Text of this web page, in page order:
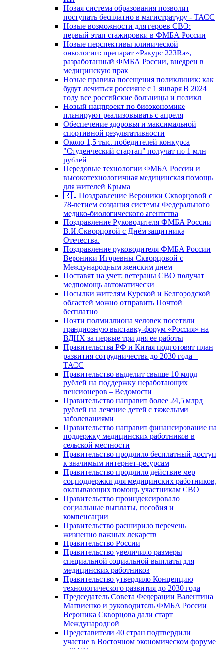
Новая система образования позволит
поступать бесплатно в магистратуру - ТАСС
Новые возможности для героев СВО:
первый этап стажировки в ФМБА России
Новые перспективы клинической
онкологии: препарат «Ракурс 223Ra»,
разработанный ФМБА России, внедрен в
медицинскую прак
Новые правила посещения поликлиник: как
будут лечиться россияне с 1 января В 2024
году все российские больницы и поликл
Новый нацпроект по биоэкономике
планируют реализовывать с апреля
Обеспечение здоровья и максимальной
спортивной результативности
Около 1,5 тыс. победителей конкурса
"Студенческий стартап" получат по 1 млн
рублей
Передовые технологии ФМБА России и
высокотехнологичная медицинская помощь
для жителей Крыма
🇷🇺Поздравление Вероники Скворцовой с
78-летием создания системы Федерального
медико-биологического агентства
Поздравление Руководителя ФМБА России
В.И.Скворцовой с Днём защитника
Отечества.
Поздравление руководителя ФМБА России
Вероники Игоревны Скворцовой с
Международным женским днем
Поставят на учет: ветераны СВО получат
медпомощь автоматически
Посылки жителям Курской и Белгородской
областей можно отправить Почтой
бесплатно
Почти полмиллиона человек посетили
грандиозную выставку-форум «Россия» на
ВДНХ за первые три дня ее работы
Правительства РФ и Китая подготовят план
развития сотрудничества до 2030 года –
ТАСС
Правительство выделит свыше 10 млрд
рублей на поддержку неработающих
пенсионеров – Ведомости
Правительство направит более 24,5 млрд
рублей на лечение детей с тяжелыми
заболеваниями
Правительство направит финансирование на
поддержку медицинских работников в
сельской местности
Правительство продлило бесплатный доступ
к значимым интернет-ресурсам
Правительство продлило действие мер
соцподдержки для медицинских работников,
оказывающих помощь участникам СВО
Правительство проиндексировало
социальные выплаты, пособия и
компенсации
Правительство расширило перечень
жизненно важных лекарств
Правительство России
Правительство увеличило размеры
специальной социальной выплаты для
медицинских работников
Правительство утвердило Концепцию
технологического развития до 2030 года
Председатель Совета Федерации Валентина
Матвиенко и руководитель ФМБА России
Вероника Скворцова дали старт
Международной
Представители 40 стран подтвердили
участие в Восточном экономическом форуме